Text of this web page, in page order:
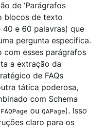
de ‘Parágrafos
blocos de texto
e 60 palavras) que
pergunta específica.
com esses parágrafos
a extração da
de FAQs
tática poderosa,
com Schema
FAQPage ou QAPage). Isso
claro para os